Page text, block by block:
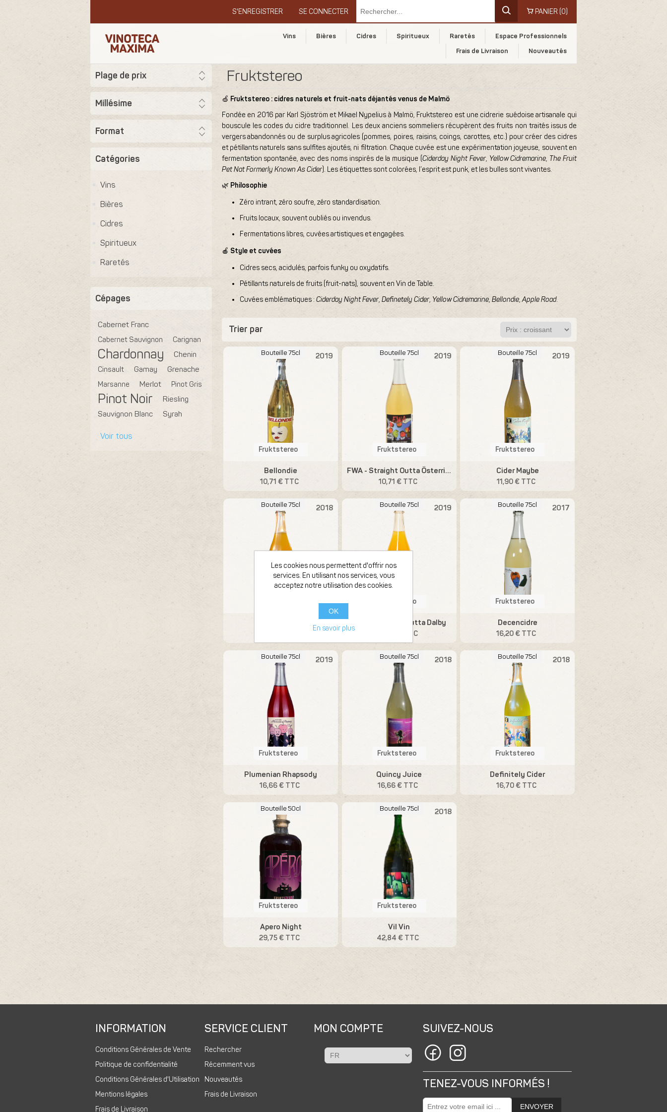
S'ENREGISTRER SE CONNECTER PANIER (0)
Vins Bières Cidres Spiritueux Raretés
Espace Professionnels
Frais de Livraison
Nouveautés
Plage de prix
Millésime
Format
Catégories
Vins
Bières
Cidres
Spiritueux
Raretés
Cépages
Cabernet Franc
Cabernet Sauvignon
Carignan
Chardonnay
Chenin
Cinsault
Gamay
Grenache
Marsanne
Merlot Pinot Gris
Pinot Noir
Riesling
Sauvignon Blanc
Syrah
Voir tous
Fruktstereo
🍏 Fruktstereo : cidres naturels et fruit-nats déjantés venus de Malmö
Fondée en 2016 par Karl Sjöström et Mikael Nypelius à Malmö, Fruktstereo est une cidrerie suédoise artisanale qui
bouscule les codes du cidre traditionnel. Les deux anciens sommeliers récupèrent des fruits non traités issus de
vergers abandonnés ou de surplus agricoles (pommes, poires, raisins, coings, carottes, etc.) pour créer des cidres
et pétillants naturels sans sulfites ajoutés, ni filtration. Chaque cuvée est une expérimentation joyeuse, souvent en
fermentation spontanée, avec des noms inspirés de la musique (Ciderday Night Fever, Yellow Cidremarine, The Fruit
Pet Nat Formerly Known As Cider). Les étiquettes sont colorées, l’esprit est punk, et les bulles sont vivantes.
🌿 Philosophie
Zéro intrant, zéro soufre, zéro standardisation.
Fruits locaux, souvent oubliés ou invendus.
Fermentations libres, cuvées artistiques et engagées.
🍎 Style et cuvées
Cidres secs, acidulés, parfois funky ou oxydatifs.
Pétillants naturels de fruits (fruit-nats), souvent en Vin de Table.
Cuvées emblématiques : Ciderday Night Fever, Definetely Cider, Yellow Cidremarine, Bellondie,Apple Road.
Trier par
2019
Bouteille 75cl
Fruktstereo
Bellondie
10,71 € TTC
2019
Bouteille 75cl
Fruktstereo
FWA - Straight Outta Österrike
10,71 € TTC
2019
Bouteille 75cl
Fruktstereo
Cider Maybe
11,90 € TTC
2018
Bouteille 75cl 2019
Bouteille 75cl
Fruktstereo
FWA - Straight Outta Dalby
13,09 € TTC
2017
Bouteille 75cl
Fruktstereo
Decencidre
16,20 € TTC
2019
Bouteille 75cl
Fruktstereo
Plumenian Rhapsody
16,66 € TTC
2018
Bouteille 75cl
Fruktstereo
Quincy Juice
16,66 € TTC
2018
Bouteille 75cl
Fruktstereo
Definitely Cider
16,70 € TTC
Bouteille 50cl
Fruktstereo
Apero Night
29,75 € TTC
2018
Bouteille 75cl
Fruktstereo
Vil Vin
42,84 € TTC
INFORMATION
Conditions Générales de Vente
Politique de confidentialité
Conditions Générales d'Utilisation
Mentions légales
Frais de Livraison
SERVICE CLIENT
Rechercher
Récemment vus
Nouveautés
Frais de Livraison
MON COMPTE SUIVEZ-NOUS
TENEZ-VOUS INFORMÉS !
ENVOYER
Les cookies nous permettent d'offrir nos
services. En utilisant nos services, vous
acceptez notre utilisation des cookies.
OK
En savoir plus